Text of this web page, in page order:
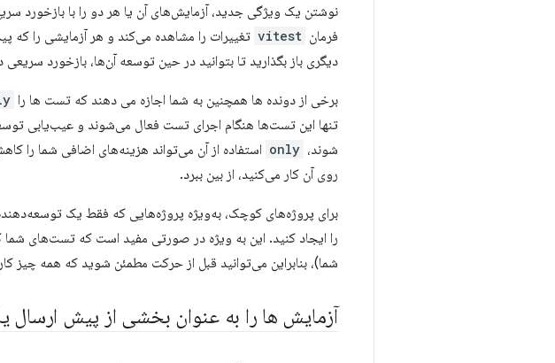
فرمان vitest تغییرات را مشاهده می‌کند و هر آزمایشی را که
دیگری باز بگذارید تا بتوانید در حین توسعه آن‌ها، بازخورد
برخی از دونده ها همچنین به شما اجازه می دهند که تست ها را
تنها این تست‌ها هنگام اجرای تست فعال می‌شوند و عیب‌یابی
شوند، only استفاده از آن می‌تواند هزینه‌های اضافی شما را
روی آن کار می‌کنید، از بین ببرد.
برای پروژه‌های کوچک، به‌ویژه پروژه‌هایی که فقط یک
را ایجاد کنید. این به ویژه در صورتی مفید است که تست‌های
شما)، بنابراین می‌توانید قبل از حرکت مطمئن شوید که همه چیز
آزمایش ها را به عنوان بخشی از پیش ارسال یا